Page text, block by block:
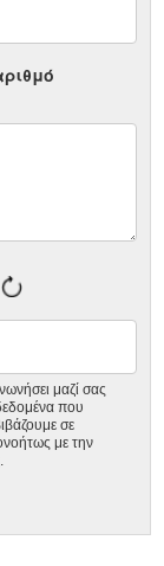
μαζί σας
που
σε
με την